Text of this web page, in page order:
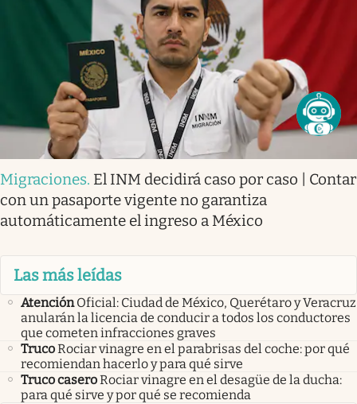
Migraciones. El INM decidirá caso por caso | Contar
con un pasaporte vigente no garantiza
automáticamente el ingreso a México
Las más leídas
Atención Oficial: Ciudad de México, Querétaro y Veracruz
anularán la licencia de conducir a todos los conductores
que cometen infracciones graves
TrucoRociar vinagre en el parabrisas del coche: por qué
recomiendan hacerlo y para qué sirve
Truco caseroRociar vinagre en el desagüe de la ducha:
para qué sirve y por qué se recomienda